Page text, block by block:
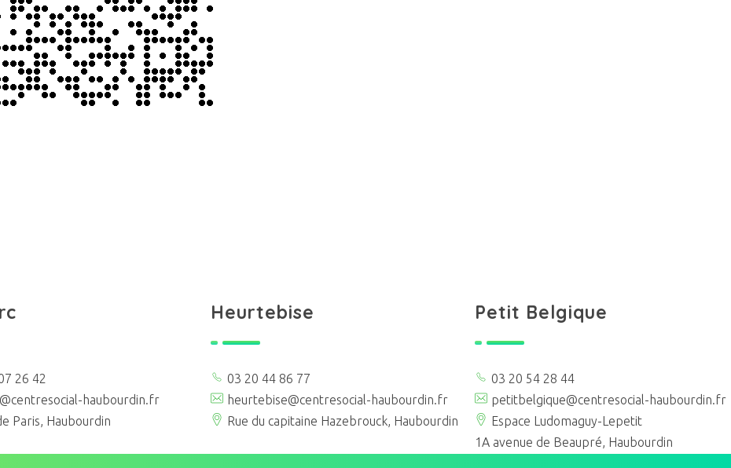
26 42
haubourdin.fr
Paris, Haubourdin
Heurtebise
03 20 44 86 77
heurtebise@centresocial-haubourdin.fr
Rue du capitaine Hazebrouck, Haubourdin
Petit Belgique
03 20 54 28 44
petitbelgique@centresocial-haubourdin.fr
Espace Ludomaguy-Lepetit
1A avenue de Beaupré, Haubourdin